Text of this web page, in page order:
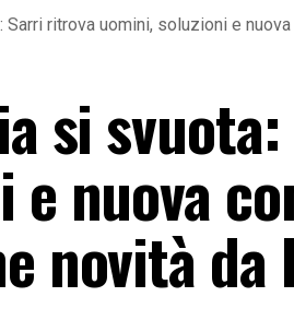
Sarri ritrova uomini, soluzioni e
si
nuova
novità da